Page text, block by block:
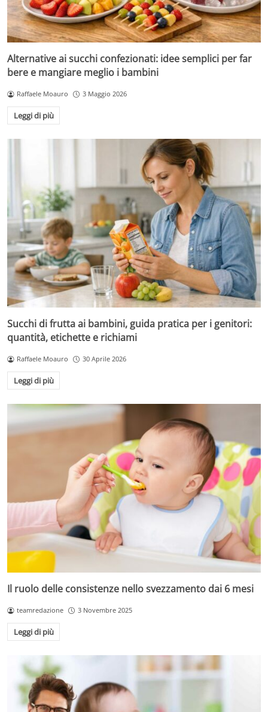
Alternative ai succhi confezionati: idee semplici per far
bere e mangiare meglio i bambini
Raffaele Moauro 3 Maggio 2026
Leggi di più
Succhi di frutta ai bambini, guida pratica per i genitori:
quantità, etichette e richiami
Raffaele Moauro 30 Aprile 2026
Leggi di più
Il ruolo delle consistenze nello svezzamento dai 6 mesi
teamredazione 3 Novembre 2025
Leggi di più